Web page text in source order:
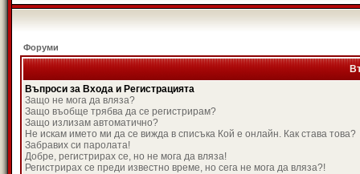
Форуми
Въпроси за Входа и Регистрацията
Защо не мога да вляза?
Защо въобще трябва да се регистрирам?
Защо излизам автоматично?
Не искам името ми да се вижда в списъка Кой е онлайн. Как става това?
Забравих си паролата!
Добре, регистрирах се, но не мога да вляза!
Регистрирах се преди известно време, но сега не мога да вляза?!